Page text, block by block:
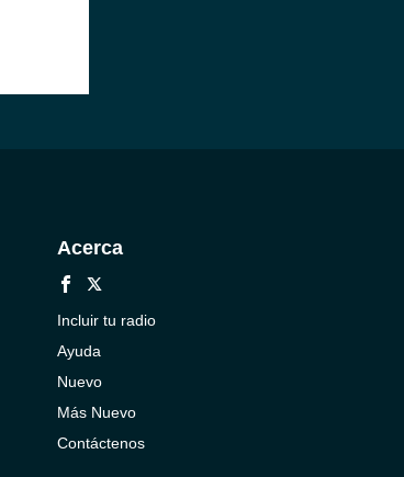
Acerca
Incluir tu radio
Ayuda
Nuevo
Más Nuevo
Contáctenos